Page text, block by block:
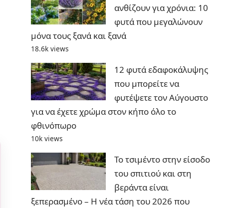
ανθίζουν για χρόνια: 10
φυτά που μεγαλώνουν
μόνα τους ξανά και ξανά
18.6k views
12 φυτά εδαφοκάλυψης
που μπορείτε να
φυτέψετε τον Αύγουστο
για να έχετε χρώμα στον κήπο όλο το
φθινόπωρο
10k views
Το τσιμέντο στην είσοδο
του σπιτιού και στη
βεράντα είναι
ξεπερασμένο – Η νέα τάση του 2026 που